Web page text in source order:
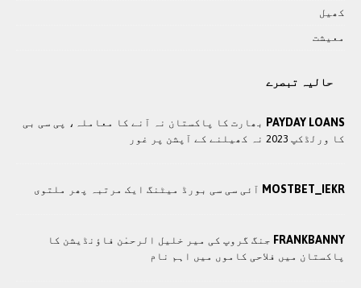
کھيل
معيشت
حالیہ تبصرے
PAYDAY LOANS بھارت کا پاکستان نہ آنے کا معاملہ، پی سی بی
کا ورلڈکپ 2023 نہ کھیلنے کے آپشن پر غور
MOSTBET_IEKR آئی سی سی بورڈ میٹنگ ایک مرتبہ پھر ملتوی
FRANKBANNY جنگ گروپ کی میر خلیل الرحمٰن فاؤنڈیشن کا
پاکستان میں فلاحی کاموں ميں اہم نام